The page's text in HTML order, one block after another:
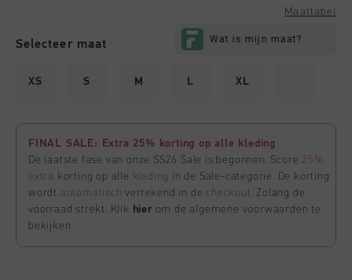
Selecteer maat
Maattabel
XS S M L XL
FINAL SALE: Extra 25% korting op alle kleding
De laatste fase van onze SS26 Sale is begonnen. Score 25%
extra korting op alle kleding in de Sale-categorie. De korting
wordt automatisch verrekend in decheckout . Zolang de
voorraad strekt. Klik hier om de algemene voorwaarden te
bekijken